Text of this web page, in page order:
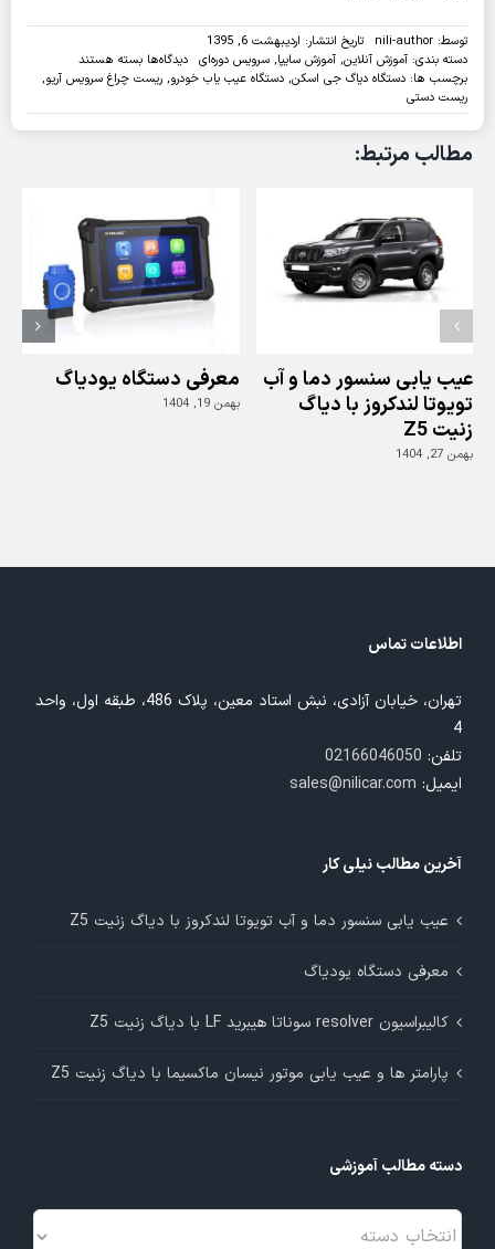
توسط: nili-author
تاریخ انتشار: اردیبهشت 6, 1395
دسته بندی: آموزش آنلاین, آموزش سایپا, سرویس دوره‌ای دیدگاه‌ها برای
روش
چراغ
سرویس
بسته هستند
برچسب ها: دستگاه دیاگ جی اسکن, دستگاه عیب یاب خودرو, ریست چراغ سرویس آریو,
ریست دستی
مطالب مرتبط:
عیب یابی سنسور دما و آب
تویوتا لندکروز با دیاگ
زنیت Z5
بهمن 27, 1404
معرفی دستگاه یودیاگ
بهمن 19, 1404
اطلاعات تماس
تهران، خیابان آزادی، نبش استاد معین، پلاک 486، طبقه اول، واحد
4
تلفن: 02166046050
ایمیل: sales@nilicar.com
آخرین مطالب نیلی کار
عیب یابی سنسور دما و آب تویوتا لندکروز با دیاگ زنیت Z5
معرفی دستگاه یودیاگ
کالیبراسیون resolver سوناتا هیبرید LF با دیاگ زنیت Z5
پارامتر ها و عیب یابی موتور نیسان ماکسیما با دیاگ زنیت Z5
دسته مطالب آموزشی
دسته